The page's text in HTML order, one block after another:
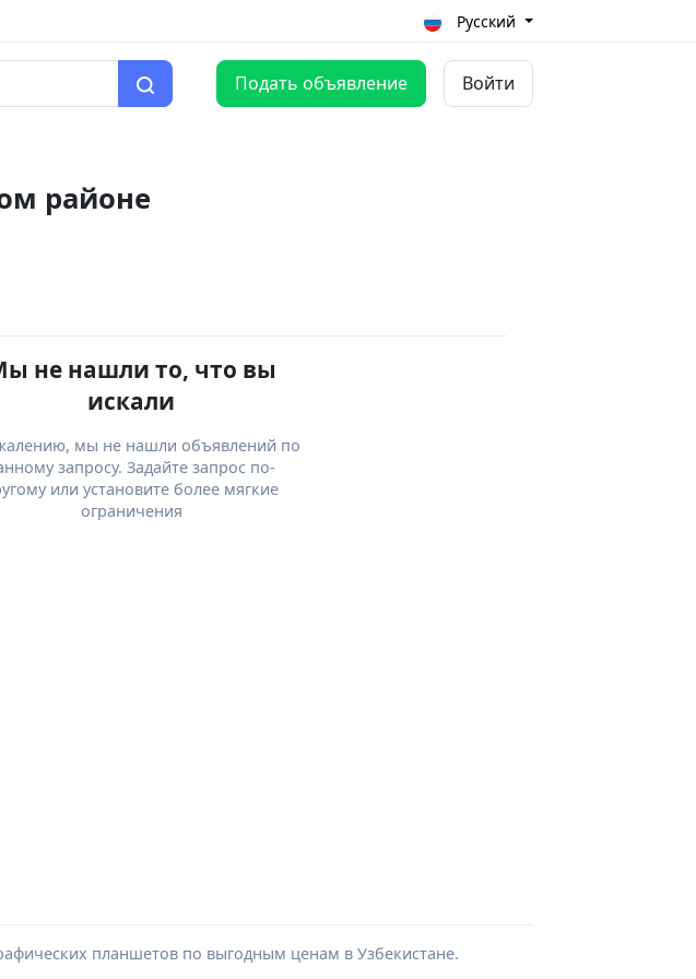
Русский
Подать объявление Войти
районе
не нашли то, что вы
искали
мы не нашли объявлений по
запросу. Задайте запрос по-
или установите более мягкие
ограничения
планшетов по выгодным ценам в Узбекистане.